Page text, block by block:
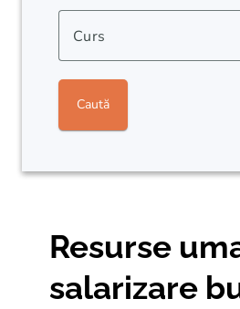
Curs
Caută
Resurse
salarizare